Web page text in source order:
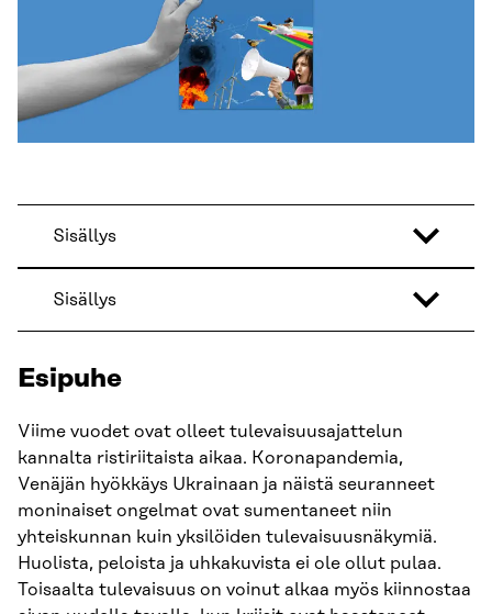
Sisällys
Sisällys
Esipuhe
Viime vuodet ovat olleet tulevaisuusajattelun
kannalta ristiriitaista aikaa. Koronapandemia,
Venäjän hyökkäys Ukrainaan ja näistä seuranneet
moninaiset ongelmat ovat sumentaneet niin
yhteiskunnan kuin yksilöiden tulevaisuusnäkymiä.
Huolista, peloista ja uhkakuvista ei ole ollut pulaa.
Toisaalta tulevaisuus on voinut alkaa myös kiinnostaa